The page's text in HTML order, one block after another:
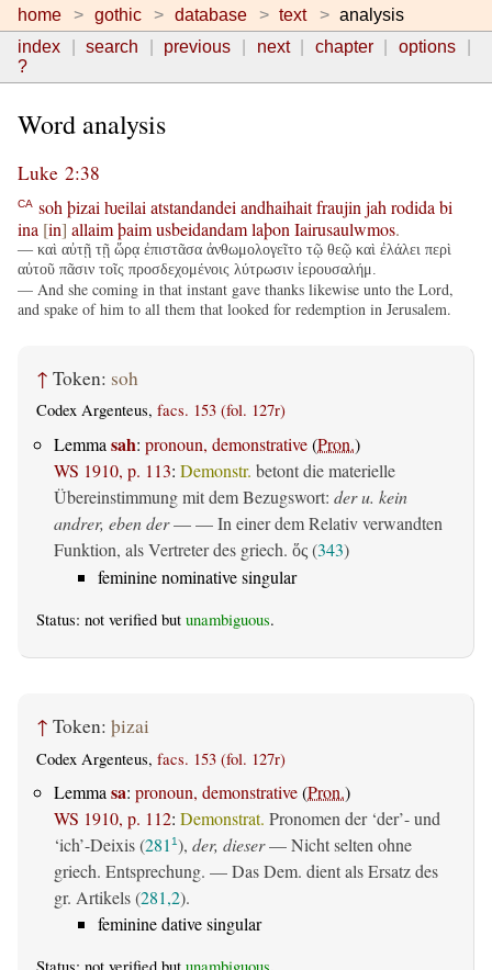
home gothic database text
analysis
index
search previous next chapter
options
?
Word analysis
Luke 2:38
CA soh þizai ƕeilai atstandandei andhaihaitfraujin jah rodida bi
ina [in] allaimþaimusbeidandamlaþon Iairusaulwmos.
— καὶ αὐτῇ τῇ ὥρᾳ ἐπιστᾶσα ἀνθωμολογεῖτο τῷ θεῷ καὶ ἐλάλει περὶ
αὐτοῦ πᾶσιν τοῖς προσδεχομένοις λύτρωσιν ἰερουσαλήμ.
— And she coming in that instant gave thanks likewise unto the Lord,
and spake of him to all them that looked for redemption in Jerusalem.
↑ Token: soh
Codex Argenteus, facs. 153 (fol. 127r)
Lemma sah: pronoun, demonstrative(Pron.)
WS 1910, p. 113: Demonstr. betont die materielle
Übereinstimmung mit dem Bezugswort: der u. kein
andrer, eben der— — In einer dem Relativ verwandten
Funktion, als Vertreter des griech. ὅς (343)
feminine nominative singular
Status: not verified but unambiguous.
↑ Token: þizai
Codex Argenteus, facs. 153 (fol. 127r)
Lemma sa: pronoun, demonstrative(Pron.)
WS 1910, p. 112: Demonstrat. Pronomen der ‘der’- und
‘ich’-Deixis (281 1), der, dieser— Nicht selten ohne
griech. Entsprechung. — Das Dem. dient als Ersatz des
gr. Artikels (281,2).
feminine dative singular